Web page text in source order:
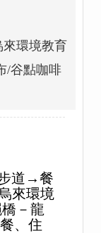
環境教育
/谷點咖啡
道→餐
來環境
－龍
、住